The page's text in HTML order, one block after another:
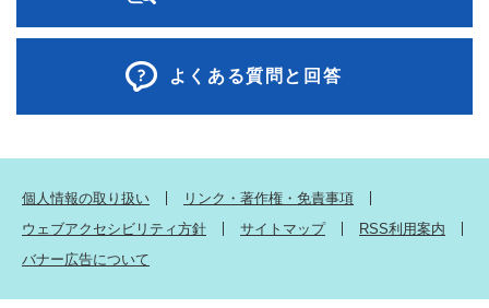
よくある質問と回答
個人情報の取り扱い
リンク・著作権・免責事項
ウェブアクセシビリティ方針
サイトマップ
RSS利用案内
バナー広告について